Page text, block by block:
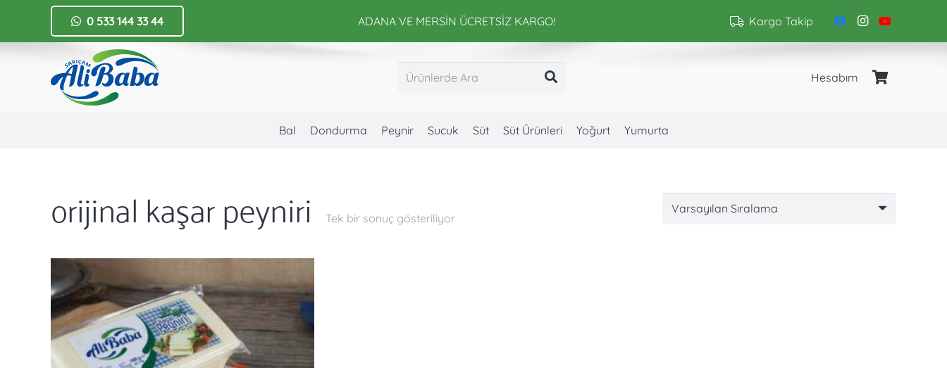
0 533 144 33 44 ADANA VE MERSİN ÜCRETSİZ KARGO! Kargo Takip
Hesabım
Bal Dondurma Peynir Sucuk Süt Süt Ürünleri Yoğurt Yumurta
orijinal kaşar peyniri Tek bir sonuç gösteriliyor